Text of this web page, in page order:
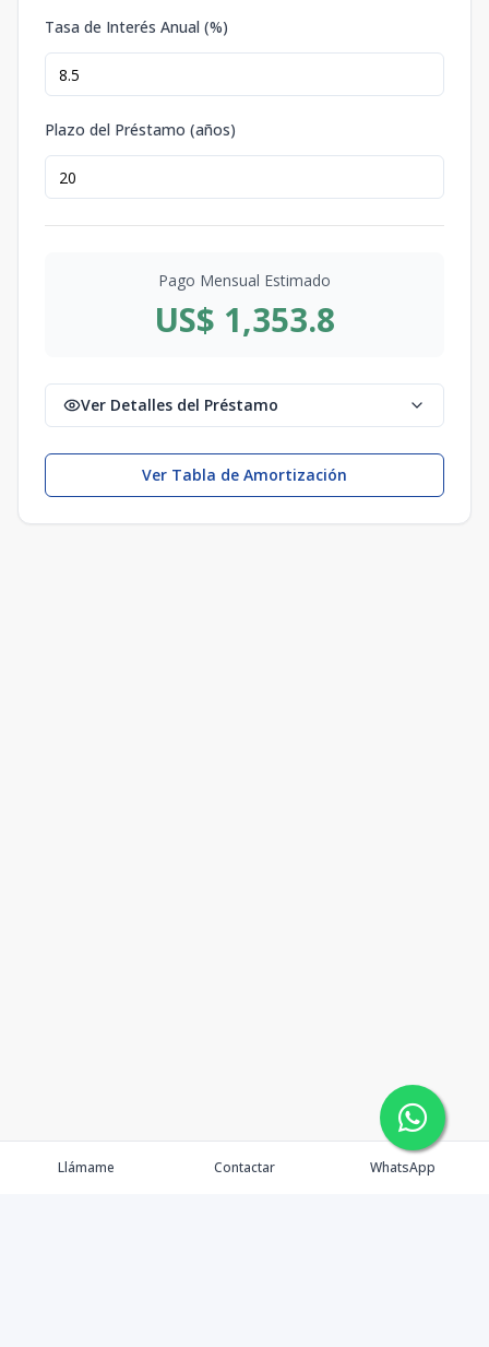
Tasa de Interés Anual (%)
Plazo del Préstamo (años)
Pago Mensual Estimado
US$ 1,353.8
Ver Detalles del Préstamo
Ver Tabla de Amortización
Llámame Contactar WhatsApp